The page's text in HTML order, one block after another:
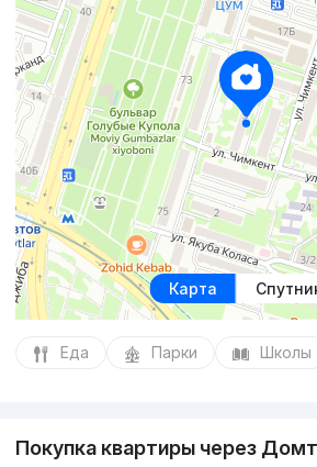
Карта
Еда Парки Школы
Покупка квартиры через